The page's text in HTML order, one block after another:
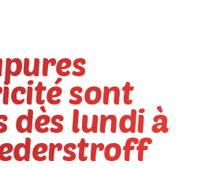
sont
dès lundi à